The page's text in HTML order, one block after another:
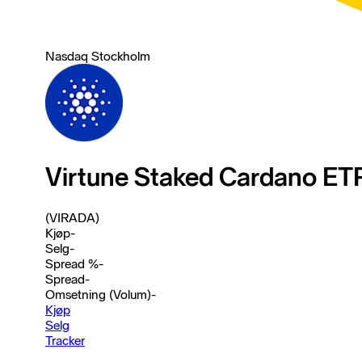
Nasdaq Stockholm
Virtune Staked Cardano
(VIRADA)
Kjøp-
Selg-
Spread %-
Spread-
Omsetning (Volum)-
Kjøp
Selg
Tracker